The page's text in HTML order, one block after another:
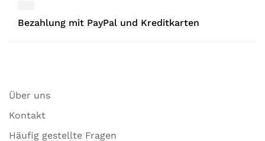
Bezahlung mit PayPal und Kreditkarten
Über uns
Kontakt
Häufig gestellte Fragen